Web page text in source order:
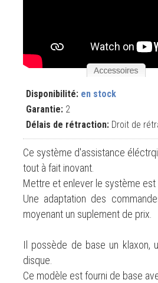
Disponibilité: en stock
Garantie: 2
Délais de rétraction: Droit de
Ce système d'assistance
tout à fait inovant.
Mettre et enlever le système est
Une adaptation des
moyenant un suplement de prix.
Il possède de base un klaxon,
disque.
Ce modèle est fourni de base